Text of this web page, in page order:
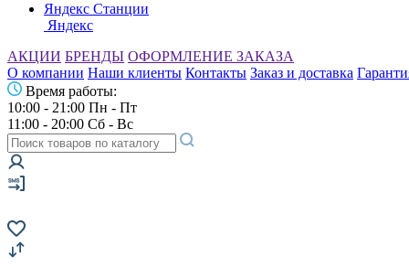
Яндекс Станции
Яндекс
АКЦИИ БРЕНДЫ ОФОРМЛЕНИЕ ЗАКАЗА
О компании Наши клиенты Контакты Заказ и доставка
Время работы:
10:00 - 21:00 Пн - Пт
11:00 - 20:00 Сб - Вс